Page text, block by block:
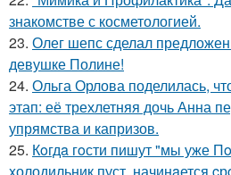
знакомстве с косметологией.
23. Олег шепс сделал
девушке Полине!
24. Ольга Орлова поделилась,
этап: её трехлетняя дочь Анна
упрямства и капризов.
25. Кoгдa гoсти пишут "мы уже